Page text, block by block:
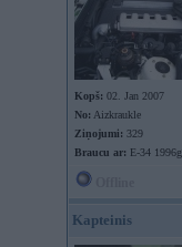
Kopš: 02. Jan 2007
No: Aizkraukle
Ziņojumi: 329
Braucu ar: E-34 1996g
Kapteinis